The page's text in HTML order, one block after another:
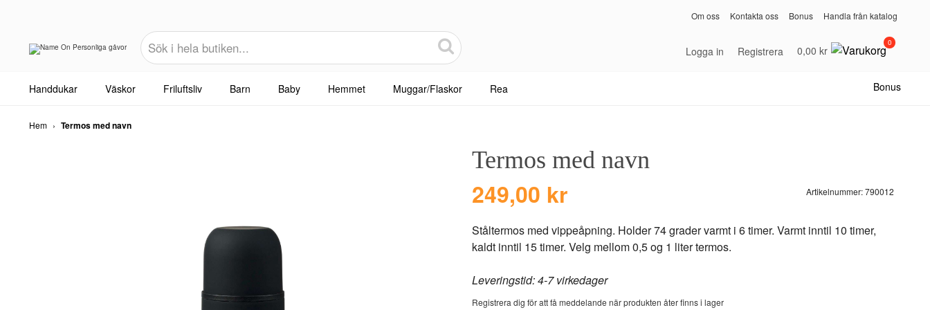
Om oss Kontakta oss Bonus Handla från katalog
Logga in Registrera 0,00 kr
0
Handdukar Väskor Friluftsliv Barn Baby Hemmet Muggar/Flaskor Rea Bonus
Hem › Termos med navn
Termos med navn
249,00 kr Artikelnummer:790012
Ståltermos med vippeåpning. Holder 74 grader varmt i 6 timer. Varmt inntil 10 timer,
kaldt inntil 15 timer. Velg mellom 0,5 og 1 liter termos.
Leveringstid: 4-7 virkedager
Registrera dig för att få meddelande när produkten åter finns i lager